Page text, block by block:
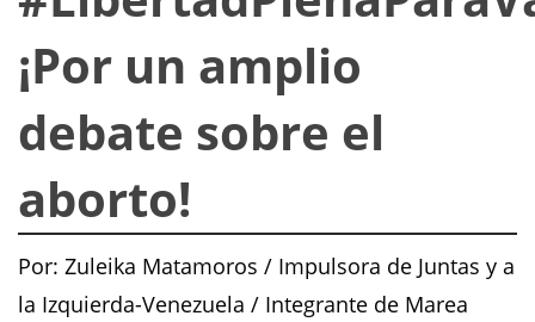
¡Por un amplio
debate sobre el
aborto!
Por: Zuleika Matamoros / Impulsora de Juntas y a
la Izquierda-Venezuela / Integrante de Marea